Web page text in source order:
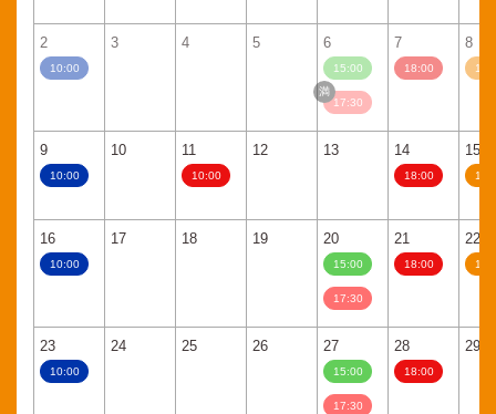
2
10:00
3 4 5 6
15:00
17:30
7
18:00
8
9
10:00
10 11
10:00
12 13 14
18:00
15
16
10:00
17 18 19 20
15:00
17:30
21
18:00
22
23
10:00
24 25 26 27
15:00
17:30
28
18:00
29